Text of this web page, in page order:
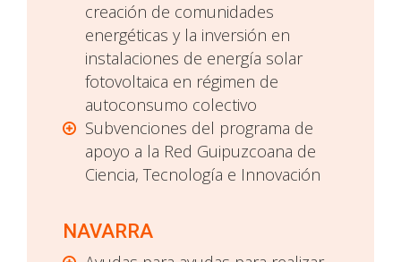
creación de comunidades
energéticas y la inversión en
instalaciones de energía solar
fotovoltaica en régimen de
autoconsumo colectivo
Subvenciones del programa de
apoyo a la Red Guipuzcoana de
Ciencia, Tecnología e Innovación
NAVARRA